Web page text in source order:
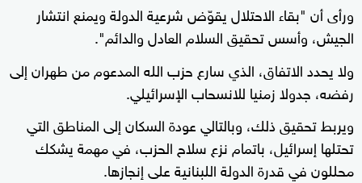
ورأى أن "بقاء الاحتلال يقوّض شرعية الدولة ويمنع انتشار
الجيش، وأسس تحقيق السلام العادل والدائم".
ولا يحدد الاتفاق، الذي سارع حزب الله المدعوم من طهران إلى
رفضه، جدولا زمنيا للانسحاب الإسرائيلي.
ويربط تحقيق ذلك، وبالتالي عودة السكان إلى المناطق التي
تحتلها إسرائيل، باتمام نزع سلاح الحزب، في مهمة يشكك
محللون في قدرة الدولة اللبنانية على إنجازها.